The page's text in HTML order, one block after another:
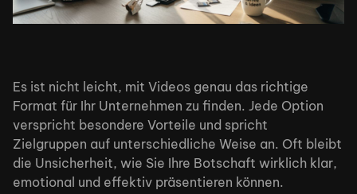
Es ist nicht leicht, mit Videos genau das richtige
Format für Ihr Unternehmen zu finden. Jede Option
verspricht besondere Vorteile und spricht
Zielgruppen auf unterschiedliche Weise an. Oft bleibt
die Unsicherheit, wie Sie Ihre Botschaft wirklich klar,
emotional und effektiv präsentieren können.